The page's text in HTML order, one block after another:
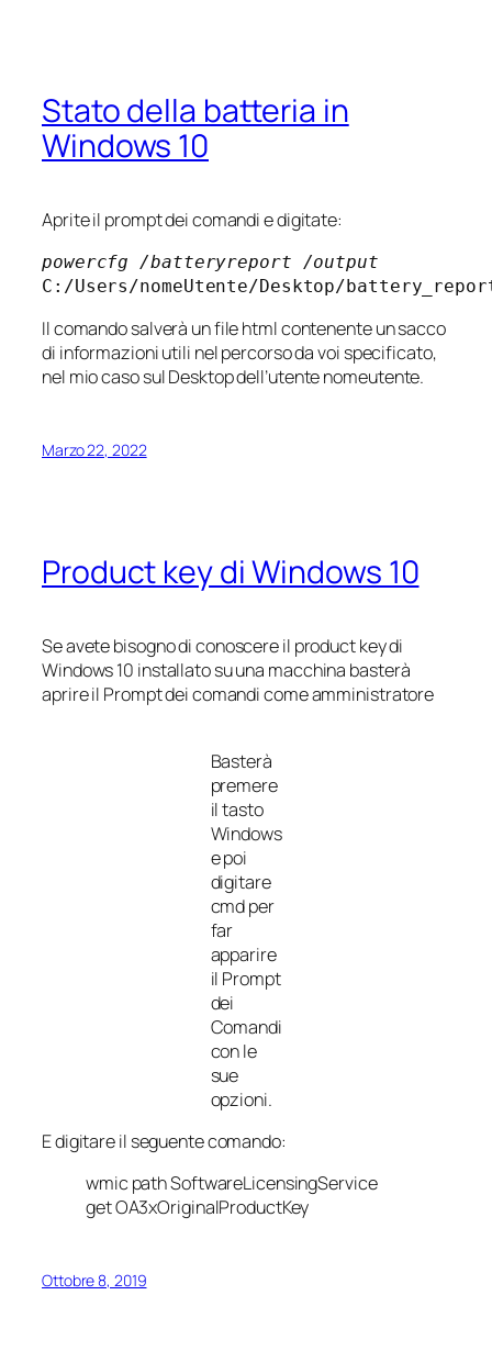
Stato della batteria in
Windows 10
Aprite il prompt dei comandi e digitate:
powercfg /batteryreport /output
C:/Users/nomeUtente/Desktop/
Il comando salverà un file html contenente un sacco
di informazioni utili nel percorso da voi specificato,
nel mio caso sul Desktop dell’utentenomeutente.
Marzo 22, 2022
Product key di Windows 10
Se avete bisogno di conoscere il product key di
Windows 10 installato su una macchina basterà
aprire il Prompt dei comandi come amministratore
Basterà
premere
il tasto
Windows
e poi
digitare
cmd per
far
apparire
il Prompt
dei
Comandi
con le
sue
opzioni.
E digitare il seguente comando:
wmic path SoftwareLicensingService
get OA3xOriginalProductKey
Ottobre 8, 2019